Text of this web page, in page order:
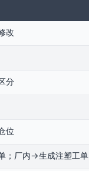
改
分
位
；厂内→生成注塑工单